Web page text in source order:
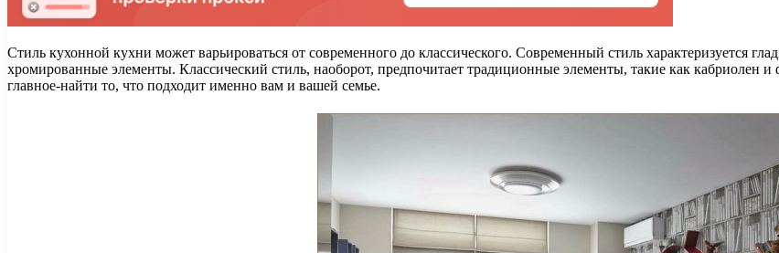
Стиль кухонной кухни может варьироваться от современного до классического. Современный стиль характеризуется
хромированные элементы. Классический стиль, наоборот, предпочитает традиционные элементы, такие как
главное-найти то, что подходит именно вам и вашей семье.